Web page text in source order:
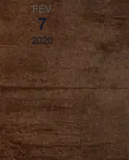
FÉV
7
2020